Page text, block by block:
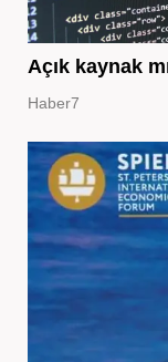
Açık kaynak
Haber7